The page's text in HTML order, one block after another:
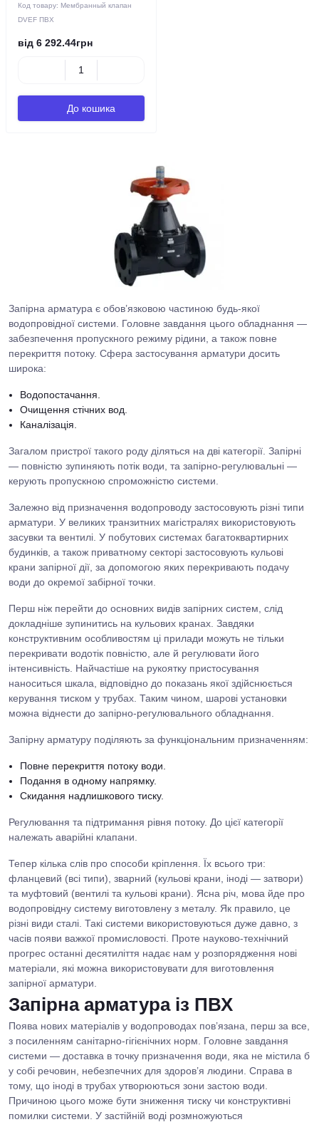
Код товару: Мембранный клапан
DVEF ПВХ
від 6 292.44грн
До кошика
Запірна арматура є обов’язковою частиною будь-якої
водопровідної системи. Головне завдання цього обладнання —
забезпечення пропускного режиму рідини, а також повне
перекриття потоку. Сфера застосування арматури досить
широка:
Водопостачання.
Очищення стічних вод.
Каналізація.
Загалом пристрої такого роду діляться на дві категорії. Запірні
— повністю зупиняють потік води, та запірно-регулювальні —
керують пропускною спроможністю системи.
Залежно від призначення водопроводу застосовують різні типи
арматури. У великих транзитних магістралях використовують
засувки та вентилі. У побутових системах багатоквартирних
будинків, а також приватному секторі застосовують кульові
крани запірної дії, за допомогою яких перекривають подачу
води до окремої забірної точки.
Перш ніж перейти до основних видів запірних систем, слід
докладніше зупинитись на кульових кранах. Завдяки
конструктивним особливостям ці прилади можуть не тільки
перекривати водотік повністю, але й регулювати його
інтенсивність. Найчастіше на рукоятку пристосування
наноситься шкала, відповідно до показань якої здійснюється
керування тиском у трубах. Таким чином, шарові установки
можна віднести до запірно-регулювального обладнання.
Запірну арматуру поділяють за функціональним призначенням:
Повне перекриття потоку води.
Подання в одному напрямку.
Скидання надлишкового тиску.
Регулювання та підтримання рівня потоку. До цієї категорії
належать аварійні клапани.
Тепер кілька слів про способи кріплення. Їх всього три:
фланцевий (всі типи), зварний (кульові крани, іноді — затвори)
та муфтовий (вентилі та кульові крани). Ясна річ, мова йде про
водопровідну систему виготовлену з металу. Як правило, це
різні види сталі. Такі системи використовуються дуже давно, з
часів появи важкої промисловості. Проте науково-технічний
прогрес останні десятиліття надає нам у розпорядження нові
матеріали, які можна використовувати для виготовлення
запірної арматури.
Запірна арматура із ПВХ
Поява нових матеріалів у водопроводах пов’язана, перш за все,
з посиленням санітарно-гігієнічних норм. Головне завдання
системи — доставка в точку призначення води, яка не містила б
у собі речовин, небезпечних для здоров’я людини. Справа в
тому, що іноді в трубах утворюються зони застою води.
Причиною цього може бути зниження тиску чи конструктивні
помилки системи. У застійній воді розмножуються